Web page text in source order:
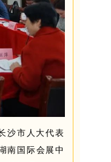
沙市人大代表
南国际会展中